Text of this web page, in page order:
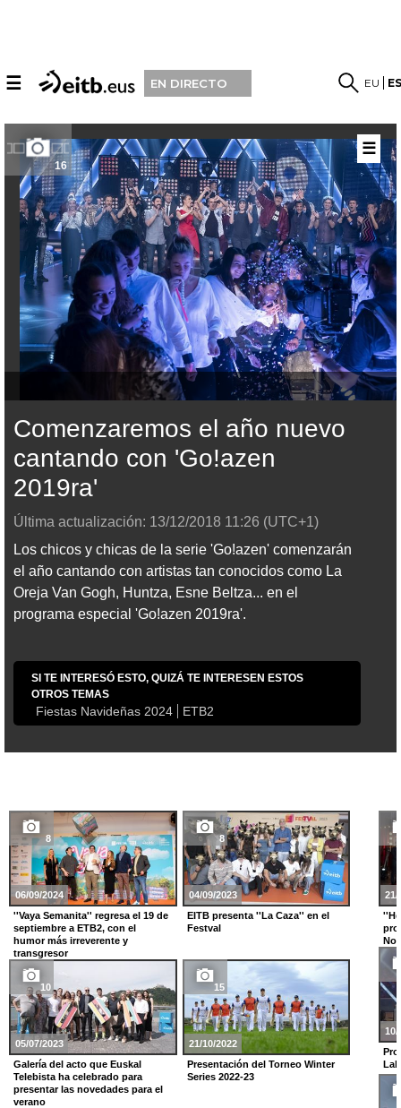
☰ EN DIRECTO EU
16
Comenzaremos el año nuevo
cantando con 'Go!azen
2019ra'
Última actualización: 13/12/2018 11:26 (UTC+1)
Los chicos y chicas de la serie 'Go!azen' comenzarán
el año cantando con artistas tan conocidos como La
Oreja Van Gogh, Huntza, Esne Beltza... en el
programa especial 'Go!azen 2019ra'.
SI TE INTERESÓ ESTO, QUIZÁ TE INTERESEN ESTOS
OTROS TEMAS
Fiestas Navideñas 2024 ETB2
☰
8
06/09/2024
''Vaya Semanita'' regresa el 19 de
septiembre a ETB2, con el
humor más irreverente y
transgresor
8
04/09/2023
EITB presenta ''La Caza'' en el
Festval
10
05/07/2023
Galería del acto que Euskal
Telebista ha celebrado para
presentar las novedades para el
verano
15
21/10/2022
Presentación del Torneo Winter
Series 2022-23
21/
10/